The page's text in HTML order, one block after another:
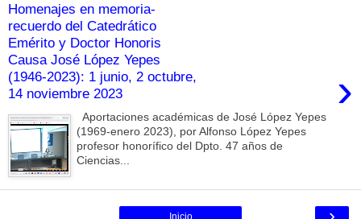
Homenajes en memoria-
recuerdo del Catedrático
Emérito y Doctor Honoris
Causa José López Yepes
(1946-2023): 1 junio, 2 octubre,
14 noviembre 2023
›
Aportaciones académicas de José López Yepes
(1969-enero 2023), por Alfonso López Yepes
profesor honorífico del Dpto. 47 años de
Ciencias...
Inicio